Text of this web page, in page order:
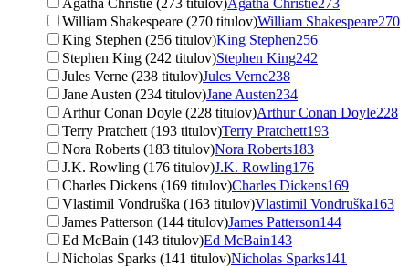
Agatha Christie (273 titulov)Agatha Christie273
William Shakespeare (270 titulov)William Shakespeare270
King Stephen (256 titulov)King Stephen256
Stephen King (242 titulov)Stephen King242
Jules Verne (238 titulov)Jules Verne238
Jane Austen (234 titulov)Jane Austen234
Arthur Conan Doyle (228 titulov)Arthur Conan Doyle228
Terry Pratchett (193 titulov)Terry Pratchett193
Nora Roberts (183 titulov)Nora Roberts183
J.K. Rowling (176 titulov)J.K. Rowling176
Charles Dickens (169 titulov)Charles Dickens169
Vlastimil Vondruška (163 titulov)Vlastimil Vondruška163
James Patterson (144 titulov)James Patterson144
Ed McBain (143 titulov)Ed McBain143
Nicholas Sparks (141 titulov)Nicholas Sparks141